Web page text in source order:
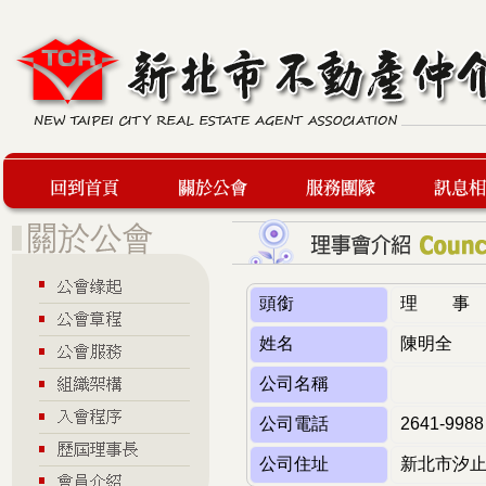
服務團隊 最新訊息
頭銜 理 事
姓名 陳明全
公司名稱
公司電話 2641-9988
公司住址 新北市汐